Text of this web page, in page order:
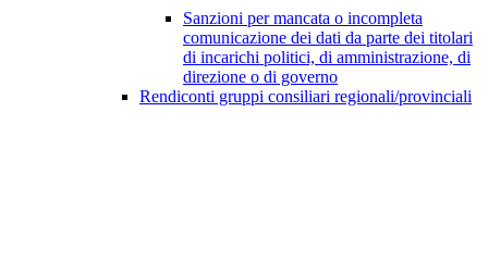
Sanzioni per mancata o incompleta
comunicazione dei dati da parte dei titolari
di incarichi politici, di amministrazione, di
direzione o di governo
Rendiconti gruppi consiliari regionali/provinciali